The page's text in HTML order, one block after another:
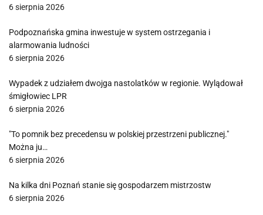
6 sierpnia 2026
Podpoznańska gmina inwestuje w system ostrzegania i
alarmowania ludności
6 sierpnia 2026
Wypadek z udziałem dwojga nastolatków w regionie. Wylądował
śmigłowiec LPR
6 sierpnia 2026
"To pomnik bez precedensu w polskiej przestrzeni publicznej."
Można ju…
6 sierpnia 2026
Na kilka dni Poznań stanie się gospodarzem mistrzostw
6 sierpnia 2026